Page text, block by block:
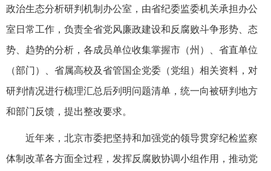
政治生态分析研判机制办公室，由省纪委监委机关承担办公
室日常工作，负责全省党风廉政建设和反腐败斗争形势、态
势、趋势的分析，各成员单位收集掌握市（州）、省直单位
（部门）、省属高校及省管国企党委（党组）相关资料，对
研判情况进行梳理汇总后列明问题清单，统一向被研判地方
和部门反馈，提出整改要求。
近年来，北京市委把坚持和加强党的领导贯穿纪检监察
体制改革各方面全过程，发挥反腐败协调小组作用，推动党